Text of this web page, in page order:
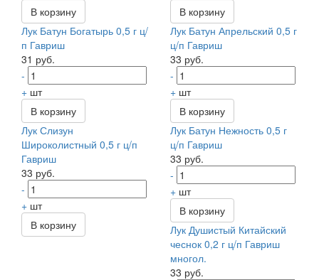
В корзину
В корзину
Лук Батун Богатырь 0,5 г ц/
п Гавриш
31 руб.
-
+ шт
В корзину
Лук Батун Апрельский 0,5 г
ц/п Гавриш
33 руб.
-
+ шт
В корзину
Лук Слизун
Широколистный 0,5 г ц/п
Гавриш
33 руб.
-
+ шт
В корзину
Лук Батун Нежность 0,5 г
ц/п Гавриш
33 руб.
-
+ шт
В корзину
Лук Душистый Китайский
чеснок 0,2 г ц/п Гавриш
многол.
33 руб.